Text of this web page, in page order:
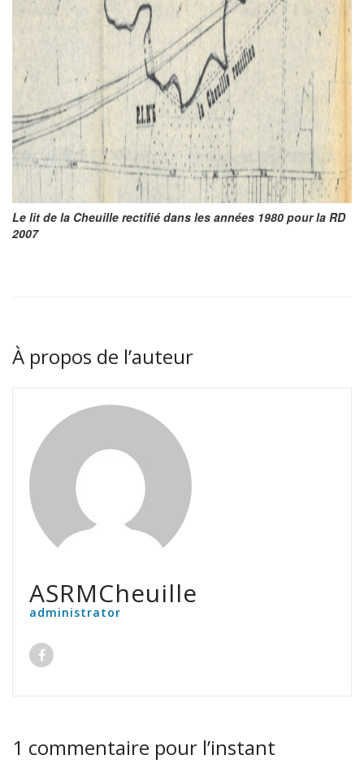
Le lit de la Cheuille rectifié dans les années 1980 pour la RD
2007
À propos de l’auteur
ASRMCheuille
administrator
1 commentaire pour l’instant